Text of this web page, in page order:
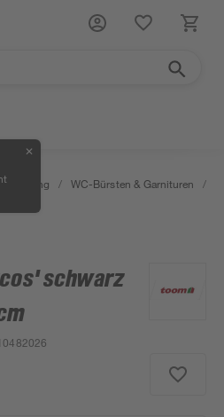
✕
/ WC-Bürsten & Garnituren /
schwarz